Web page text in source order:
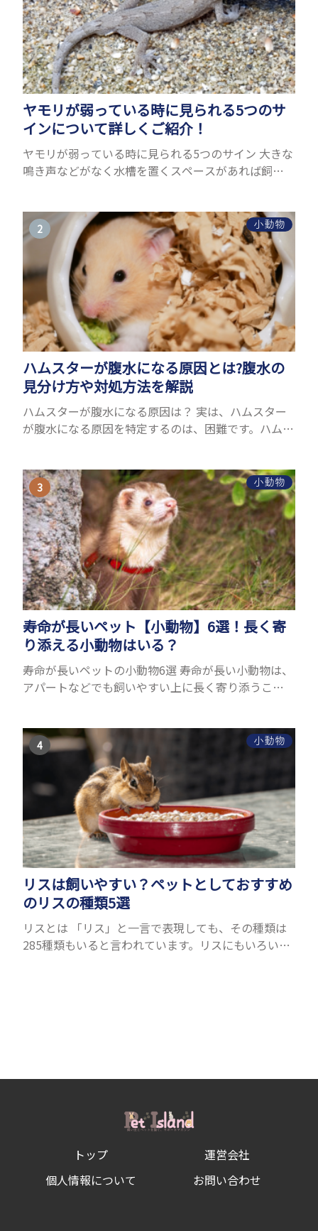
ヤモリが弱っている時に見られる5つのサ
インについて詳しくご紹介！
ヤモリが弱っている時に見られる5つのサイン 大きな
鳴き声などがなく水槽を置くスペースがあれば飼う
でしょうか...
小動物
ハムスターが腹水になる原因とは?腹水の
見分け方や対処方法を解説
ハムスターが腹水になる原因は？ 実は、ハムスター
が腹水になる原因を特定するのは、困難です。ハムス
理由はさま...
小動物
寿命が長いペット【小動物】6選！長く寄
り添える小動物はいる？
寿命が長いペットの小動物6選 寿命が長い小動物は、
アパートなどでも飼いやすい上に長く寄り添うこと
育のポイ...
小動物
リスは飼いやすい？ペットとしておすすめ
のリスの種類5選
リスとは 「リス」と一言で表現しても、その種類は
285種類もいると言われています。リスにもいろいろ
トップ
運営会社
個人情報について
お問い合わせ